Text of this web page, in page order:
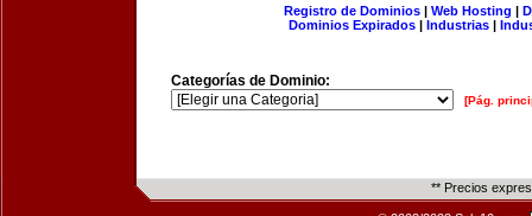
Registro de Dominios| Web Hosting |
Dominios Expirados | Industrias |
Categorías de Dominio:
[Pág.
** Precios